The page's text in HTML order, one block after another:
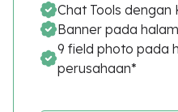
Chat Tools dengan
Banner pada
9 field photo pada
perusahaan*